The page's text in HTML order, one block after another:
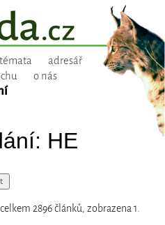
témata
adresář
o nás
HE
2896 článků, zobrazena 1.